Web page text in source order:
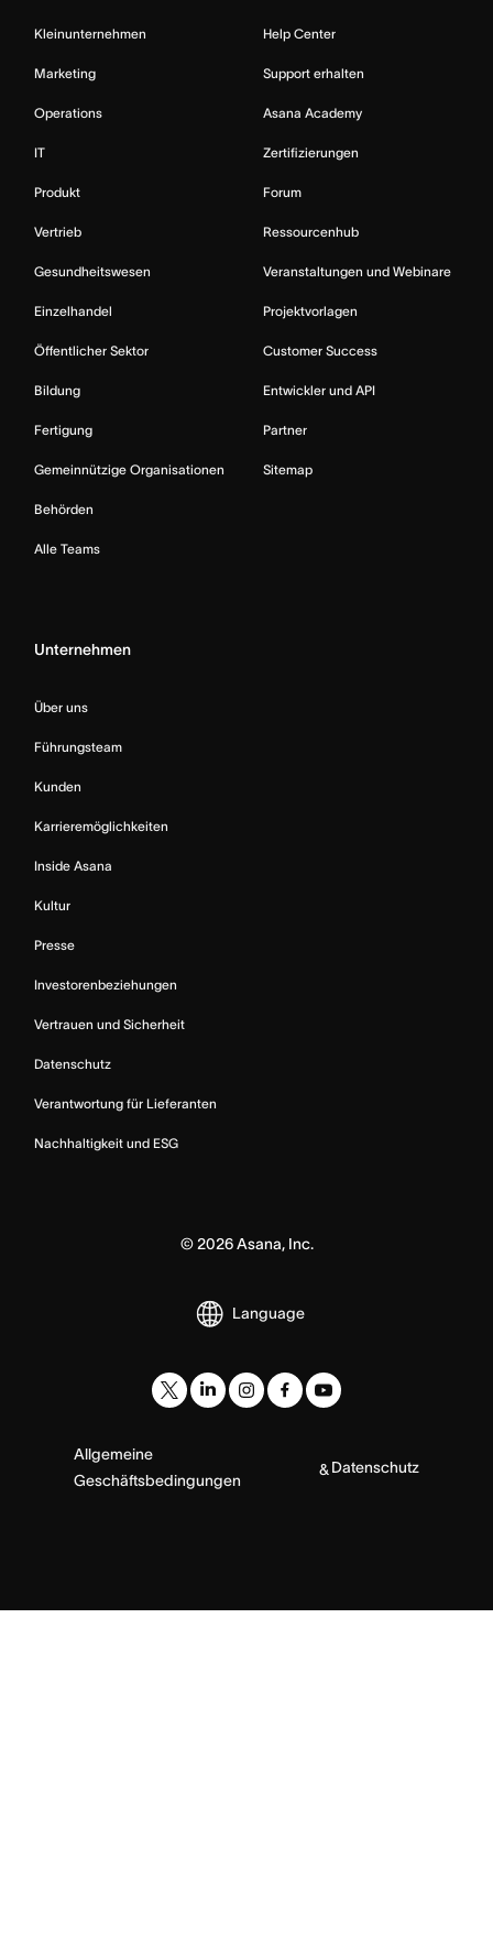
Kleinunternehmen
Marketing
Operations
IT
Produkt
Vertrieb
Gesundheitswesen
Einzelhandel
Öffentlicher Sektor
Bildung
Fertigung
Gemeinnützige Organisationen
Behörden
Alle Teams
Help Center
Support erhalten
Asana Academy
Zertifizierungen
Forum
Ressourcenhub
Veranstaltungen und Webinare
Projektvorlagen
Customer Success
Entwickler und API
Partner
Sitemap
Unternehmen
Über uns
Führungsteam
Kunden
Karrieremöglichkeiten
Inside Asana
Kultur
Presse
Investorenbeziehungen
Vertrauen und Sicherheit
Datenschutz
Verantwortung für Lieferanten
Nachhaltigkeit und ESG
© 2026Asana, Inc.
Language
Allgemeine
Geschäftsbedingungen
& Datenschutz